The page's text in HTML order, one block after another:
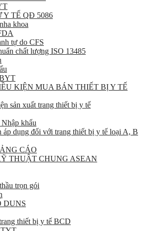
Y TẾ QĐ 5086
khoa
tự do CFS
chất lượng ISO 13485
KIỆN MUA BÁN THIẾT BỊ Y TẾ
sản xuất trang thiết bị y tế
khẩu
áp dụng đối với trang thiết bị y tế loại A, B
CÁO
THUẬT CHUNG ASEAN
trọn gói
DUNS
thiết bị y tế BCD